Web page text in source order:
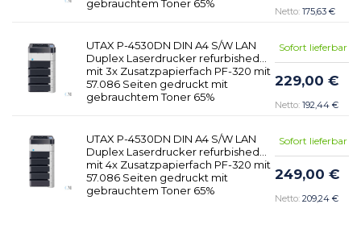
gebrauchtem Toner 65%
175,63 €
UTAX P-4530DN DIN A4 S/W LAN
Duplex Laserdrucker refurbished
mit 3x Zusatzpapierfach PF-320 mit
57.086 Seiten gedruckt mit
gebrauchtem Toner 65%
Sofort lieferbar
229,00 €
192,44 €
UTAX P-4530DN DIN A4 S/W LAN
Duplex Laserdrucker refurbished
mit 4x Zusatzpapierfach PF-320 mit
57.086 Seiten gedruckt mit
gebrauchtem Toner 65%
Sofort lieferbar
249,00 €
209,24 €